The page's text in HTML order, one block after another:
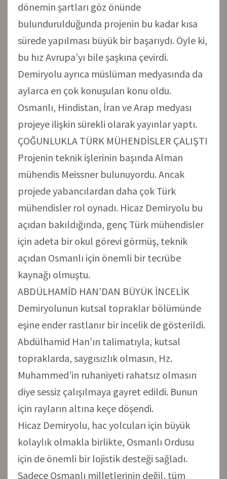
dönemin şartları göz önünde
bulundurulduğunda projenin bu kadar kısa
sürede yapılması büyük bir başarıydı. Öyle ki,
bu hız Avrupa’yı bile şaşkına çevirdi.
Demiryolu ayrıca müslüman medyasında da
aylarca en çok konuşulan konu oldu.
Osmanlı, Hindistan, İran ve Arap medyası
projeye ilişkin sürekli olarak yayınlar yaptı.
ÇOĞUNLUKLA TÜRK MÜHENDİSLER ÇALIŞTI
Projenin teknik işlerinin başında Alman
mühendis Meissner bulunuyordu. Ancak
projede yabancılardan daha çok Türk
mühendisler rol oynadı. Hicaz Demiryolu bu
açıdan bakıldığında, genç Türk mühendisler
için adeta bir okul görevi görmüş, teknik
açıdan Osmanlı için önemli bir tecrübe
kaynağı olmuştu.
ABDÜLHAMİD HAN’DAN BÜYÜK İNCELİK
Demiryolunun kutsal topraklar bölümünde
eşine ender rastlanır bir incelik de gösterildi.
Abdülhamid Han’ın talimatıyla, kutsal
topraklarda, saygısızlık olmasın, Hz.
Muhammed’in ruhaniyeti rahatsız olmasın
diye sessiz çalışılmaya gayret edildi. Bunun
için rayların altına keçe döşendi.
Hicaz Demiryolu, hac yolcuları için büyük
kolaylık olmakla birlikte, Osmanlı Ordusu
için de önemli bir lojistik desteği sağladı.
Sadece Osmanlı milletlerinin değil, tüm